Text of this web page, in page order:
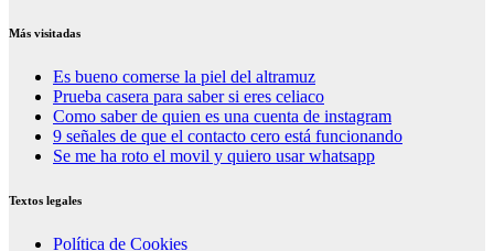
Más visitadas
Es bueno comerse la piel del altramuz
Prueba casera para saber si eres celiaco
Como saber de quien es una cuenta de instagram
9 señales de que el contacto cero está funcionando
Se me ha roto el movil y quiero usar whatsapp
Textos legales
Política de Cookies